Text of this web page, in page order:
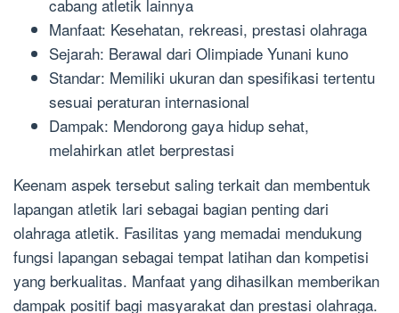
cabang atletik lainnya
Manfaat: Kesehatan, rekreasi, prestasi olahraga
Sejarah: Berawal dari Olimpiade Yunani kuno
Standar: Memiliki ukuran dan spesifikasi tertentu
sesuai peraturan internasional
Dampak: Mendorong gaya hidup sehat,
melahirkan atlet berprestasi
Keenam aspek tersebut saling terkait dan membentuk
lapangan atletik lari sebagai bagian penting dari
olahraga atletik. Fasilitas yang memadai mendukung
fungsi lapangan sebagai tempat latihan dan kompetisi
yang berkualitas. Manfaat yang dihasilkan memberikan
dampak positif bagi masyarakat dan prestasi olahraga.